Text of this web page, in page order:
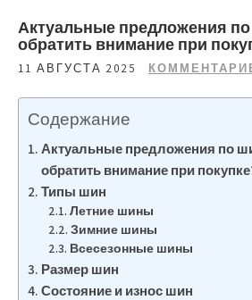
Актуальные предложения
обратить внимание при
11 АВГУСТА 2025
Содержание
Актуальные предложения по
обратить внимание при
Типы шин
Летние шины
Зимние шины
Всесезонные шины
Размер шин
Состояние и износ шин